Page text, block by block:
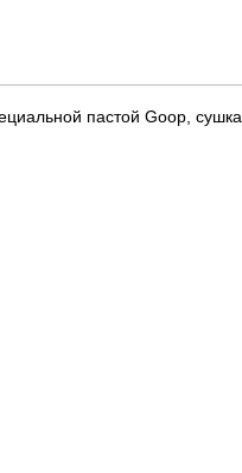
пастой Goop, сушка.